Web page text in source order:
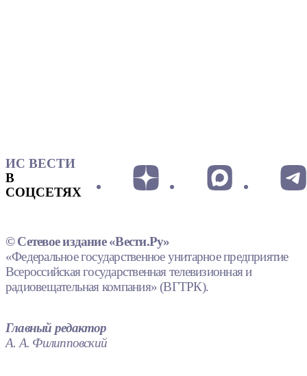
ИС ВЕСТИ
В
СОЦСЕТЯХ
© Сетевое издание «Вести.Ру»
«Федеральное государственное унитарное предприятие
Всероссийская государственная телевизионная и
радиовещательная компания» (ВГТРК).
Главный редактор
А. А. Филипповский